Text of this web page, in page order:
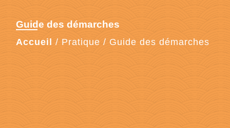
Guide des démarches
Accueil / Pratique / Guide des démarches